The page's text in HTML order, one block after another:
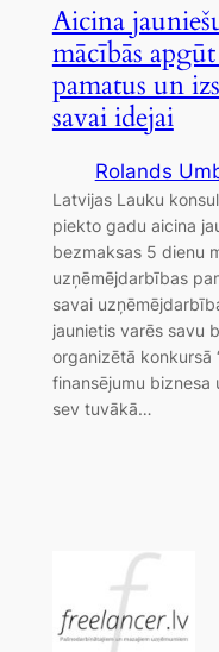
Aicina
mācībās
pamatus un
savai idejai
Rolands
Latvijas Lauku
piekto gadu aicina
bezmaksas 5 dienu
uzņēmējdarbības
savai
jaunietis varēs savu
organizētā konkursā
finansējumu biznesa
sev tuvākā…